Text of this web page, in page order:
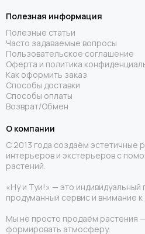
Полезная информация
Полезные статьи
Часто задаваемые вопросы
Пользовательское соглашение
Оферта и политика
Как оформить заказ
Способы доставки
Способы оплаты
Возврат/Обмен
О компании
С 2013 года создаём
интерьеров и экстерьеров с
растений.
«Ну и Туи!» — это индивидуальный
продуманный сервис и внимание к
Мы не просто продаём растения
формировать атмосферу.